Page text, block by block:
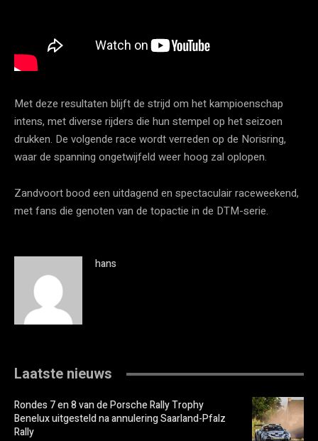
Met deze resultaten blijft de strijd om het kampioenschap
intens, met diverse rijders die hun stempel op het seizoen
drukken. De volgende race wordt verreden op de Norisring,
waar de spanning ongetwijfeld weer hoog zal oplopen.
Zandvoort bood een uitdagend en spectaculair raceweekend,
met fans die genoten van de topactie in de DTM-serie.
hans
Laatste nieuws
Rondes 7 en 8 van de Porsche Rally Trophy
Benelux uitgesteld na annulering Saarland-Pfalz
Rally